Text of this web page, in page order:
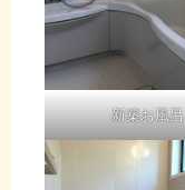
新築お風呂